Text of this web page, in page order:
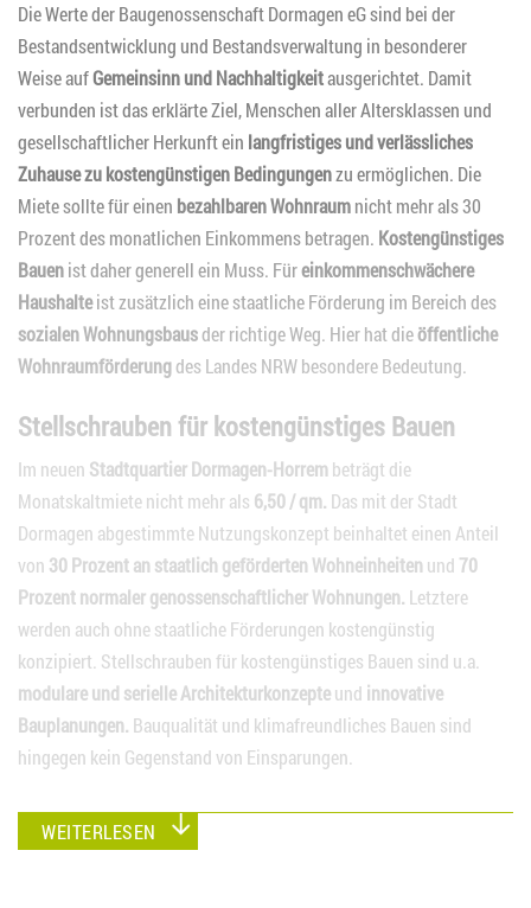
Die Werte der Baugenossenschaft Dormagen eG sind bei der
Bestandsentwicklung und Bestandsverwaltung in besonderer
Weise aufGemeinsinn und Nachhaltigkeitausgerichtet. Damit
verbunden ist das erklärte Ziel, Menschen aller Altersklassen und
gesellschaftlicher Herkunft ein langfristiges und verlässliches
Zuhause zu kostengünstigen Bedingungenzu ermöglichen. Die
Miete sollte für einen bezahlbaren Wohnraumnicht mehr als 30
Prozent des monatlichen Einkommens betragen. Kostengünstiges
Bauenist daher generell ein Muss. Füreinkommenschwächere
Haushalteist zusätzlich eine staatliche Förderung im Bereich des
sozialen Wohnungsbausder richtige Weg. Hier hat dieöffentliche
Wohnraumförderungdes Landes NRW besondere Bedeutung.
Stellschrauben für kostengünstiges Bauen
Im neuen Stadtquartier Dormagen-Horrembeträgt die
Monatskaltmiete nicht mehr als 6,50 / qm. Das mit der Stadt
Dormagen abgestimmte Nutzungskonzept beinhaltet einen Anteil
von 30 Prozent an staatlich geförderten Wohneinheiten und 70
Prozent normaler genossenschaftlicher Wohnungen. Letztere
werden auch ohne staatliche Förderungen kostengünstig
konzipiert. Stellschrauben für kostengünstiges Bauen sind u.a.
modulare und serielle Architekturkonzepteund innovative
Bauplanungen. Bauqualität und klimafreundliches Bauen sind
hingegen kein Gegenstand von Einsparungen.
WEITERLESEN